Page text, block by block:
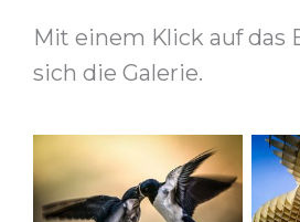
Mit einem Klick auf das
sich die Galerie.